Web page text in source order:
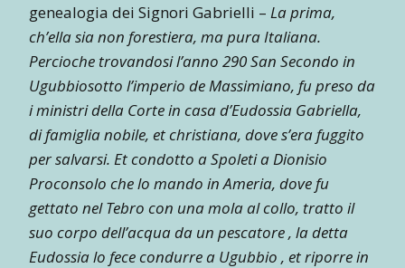
genealogia dei Signori Gabrielli – La prima,
ch’ella sia non forestiera, ma pura Italiana.
Percioche trovandosi l’anno 290 San Secondo in
Ugubbiosotto l’imperio de Massimiano, fu preso da
i ministri della Corte in casa d’Eudossia Gabriella,
di famiglia nobile, et christiana, dove s’era fuggito
per salvarsi. Et condotto a Spoleti a Dionisio
Proconsolo che lo mando in Ameria, dove fu
gettato nel Tebro con una mola al collo, tratto il
suo corpo dell’acqua da un pescatore , la detta
Eudossia lo fece condurre a Ugubbio , et riporre in